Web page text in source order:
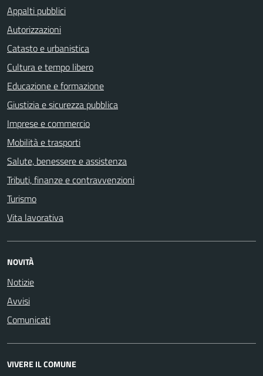
Appalti pubblici
Autorizzazioni
Catasto e urbanistica
Cultura e tempo libero
Educazione e formazione
Giustizia e sicurezza pubblica
Imprese e commercio
Mobilità e trasporti
Salute, benessere e assistenza
Tributi, finanze e contravvenzioni
Turismo
Vita lavorativa
NOVITÀ
Notizie
Avvisi
Comunicati
VIVERE IL COMUNE